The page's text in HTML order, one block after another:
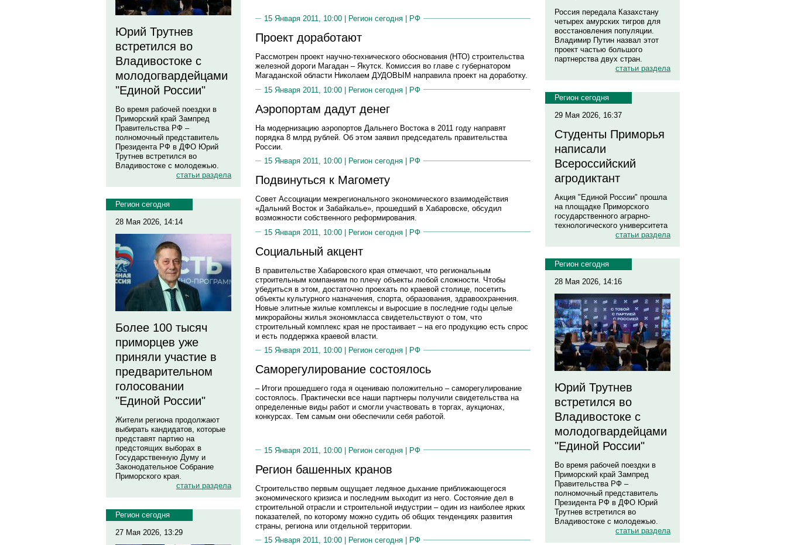
Юрий Трутнев
встретился во
Владивостоке с
молодогвардейцами
"Единой России"
Во время рабочей поездки в
Приморский край Зампред
Правительства РФ –
полномочный представитель
Президента РФ в ДФО Юрий
Трутнев встретился во
Владивостоке с молодежью.
статьи раздела
Регион сегодня
28 Мая 2026, 14:14
Более 100 тысяч
приморцев уже
приняли участие в
предварительном
голосовании
"Единой России"
Жители региона продолжают
выбирать кандидатов, которые
представят партию на
предстоящих выборах в
Государственную Думу и
Законодательное Собрание
Приморского края.
статьи раздела
Регион сегодня
27 Мая 2026, 13:29
15 Января 2011, 10:00 | Регион сегодня РФ
Проект доработают
Рассмотрен проект научно-технического обоснования (НТО) строительства
железной дороги Магадан – Якутск. Комиссия во главе с губернатором
Магаданской области Николаем ДУДОВЫМ направила проект на доработку.
15 Января 2011, 10:00 | Регион сегодня | РФ
Аэропортам дадут денег
На модернизацию аэропортов Дальнего Востока в 2011 году направят
порядка 8 млрд рублей. Об этом заявил председатель правительства
России.
15 Января 2011, 10:00 |
Регион сегодня РФ
Подвинуться к Магомету
Совет Ассоциации межрегионального экономического взаимодействия
«Дальний Восток и Забайкалье», прошедший в Хабаровске, обсудил
возможности собственного реформирования.
15 Января 2011, 10:00 | Регион сегодня | РФ
Социальный акцент
В правительстве Хабаровского края отмечают, что региональным
строительным компаниям по плечу объекты любой сложности. Чтобы
убедиться в этом, достаточно проехать по краевой столице, посетить
объекты культурного назначения, спорта, образования, здравоохранения.
Новые элитные жилые комплексы и выросшие в последние годы целые
микрорайоны жилья экономкласса свидетельствуют о том, что
строительный комплекс края не простаивает – на его продукцию есть спрос
и есть поддержка краевой власти.
15 Января 2011, 10:00 |
Регион сегодня РФ
Саморегулирование состоялось
– Итоги прошедшего года я оцениваю положительно – саморегулирование
состоялось. Практически все наши партнеры получили свидетельства на
определенные виды работ и смогли участвовать в торгах, аукционах,
конкурсах. Тем самым они обеспечили себя работой.
15 Января 2011, 10:00 | Регион сегодня | РФ
Регион башенных кранов
Строительство первым ощущает ледяное дыхание приближающегося
экономического кризиса и последним выходит из него. Состояние дел в
строительной отрасли и строительной индустрии – один из наиболее ярких
показателей, по которому можно судить об общих тенденциях развития
страны, региона или отдельной территории.
15 Января 2011, 10:00 |
Регион сегодня РФ
Россия передала Казахстану
четырех амурских тигров для
восстановления популяции.
Владимир Путин назвал этот
проект частью большого
партнерства двух стран.
статьи раздела
Регион сегодня
29 Мая 2026, 16:37
Студенты Приморья
написали
Всероссийский
агродиктант
Акция "Единой России" прошла
на площадке Приморского
государственного аграрно-
технологического университета
статьи раздела
Регион сегодня
28 Мая 2026, 14:16
Юрий Трутнев
встретился во
Владивостоке с
молодогвардейцами
"Единой России"
Во время рабочей поездки в
Приморский край Зампред
Правительства РФ –
полномочный представитель
Президента РФ в ДФО Юрий
Трутнев встретился во
Владивостоке с молодежью.
статьи раздела